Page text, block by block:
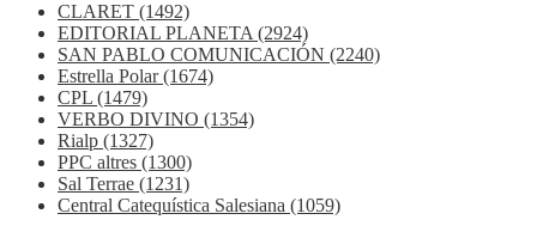
CLARET (1492)
EDITORIAL PLANETA(2924)
SAN PABLO COMUNICACIÓN (2240)
Estrella Polar(1674)
CPL (1479)
VERBO DIVINO (1354)
Rialp (1327)
PPC altres (1300)
Sal Terrae (1231)
Central Catequística Salesiana (1059)